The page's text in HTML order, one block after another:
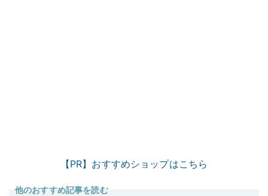
【PR】おすすめショップはこちら
他のおすすめ記事を読む